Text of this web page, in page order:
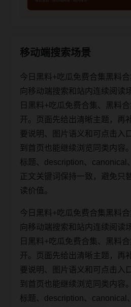
移动端搜索场景
今日黑料+吃瓜免费合集黑料
向移动端搜索和站内连续阅读
日黑料+吃瓜免费合集、黑料
开。页面先给出清晰主题，再
要说明、图片语义和可点击入
到首页也能继续浏览同类内容
标题、description、canonical
正文关键词保持一致，避免只
读价值。
今日黑料+吃瓜免费合集黑料
向移动端搜索和站内连续阅读
日黑料+吃瓜免费合集、黑料
开。页面先给出清晰主题，再
要说明、图片语义和可点击入
到首页也能继续浏览同类内容
标题、description、canonical